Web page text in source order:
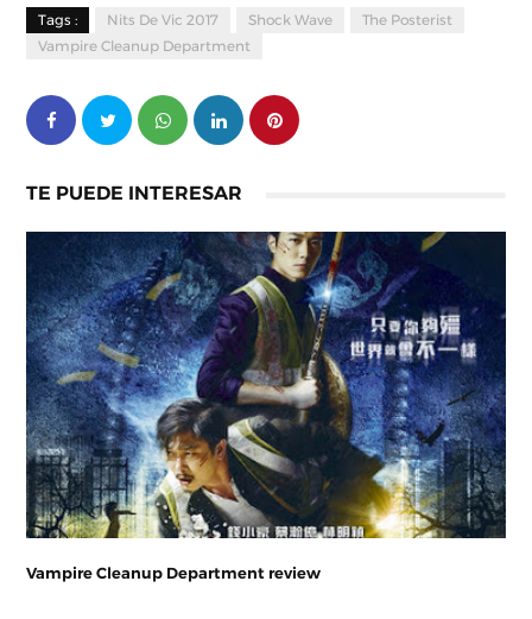
Tags : Nits De Vic 2017 Shock Wave
The Posterist
Vampire Cleanup Department
TE PUEDE INTERESAR
Vampire Cleanup Department review